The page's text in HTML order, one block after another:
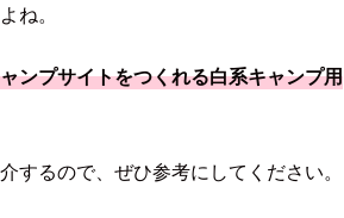
ね。
ンプサイトをつくれる白系キャンプ用
するので、ぜひ参考にしてください。